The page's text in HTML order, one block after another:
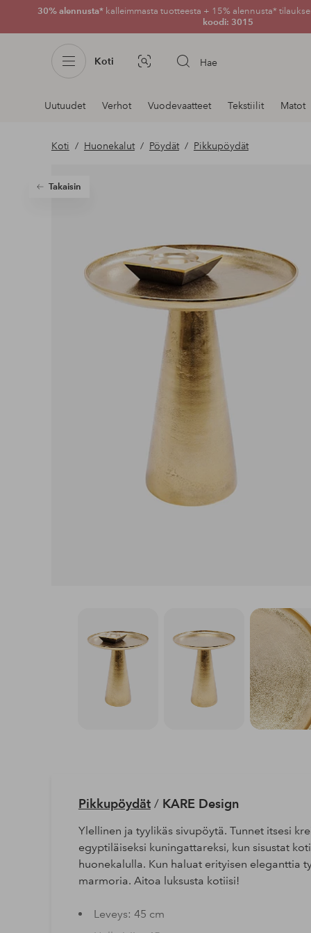
30% alennusta* kalleimmasta tuotteesta + 15% alennusta*
koodi: 3015
Koti Kuvahaku Hae
Navigointi
osastoilla
Uutuudet Verhot Vuodevaatteet Tekstiilit Matot
Koti Huonekalut Pöydät Pikkupöydät
Takaisin
Pikkupöydät/ KARE Design
Ylellinen ja tyylikäs sivupöytä. Tunnet itsesi
egyptiläiseksi kuningattareksi, kun sisustat
huonekalulla. Kun haluat erityisen eleganttia
marmoria. Aitoa luksusta kotiisi!
Leveys: 45 cm